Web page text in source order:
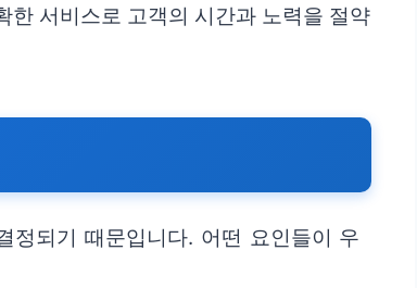
한 서비스로 고객의 시간과 노력을 절약
정되기 때문입니다. 어떤 요인들이 우